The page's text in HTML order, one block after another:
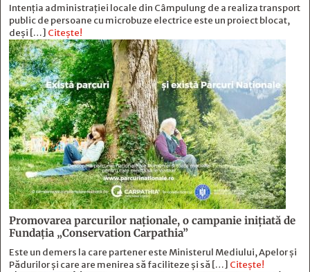
Intenția administrației locale din Câmpulung de a realiza transport
public de persoane cu microbuze electrice este un proiect blocat,
deși […] Citește!
Promovarea parcurilor naționale, o campanie inițiată de
Fundația „Conservation Carpathia”
Este un demers la care partener este Ministerul Mediului, Apelor și
Pădurilor și care are menirea să faciliteze și să […] Citește!